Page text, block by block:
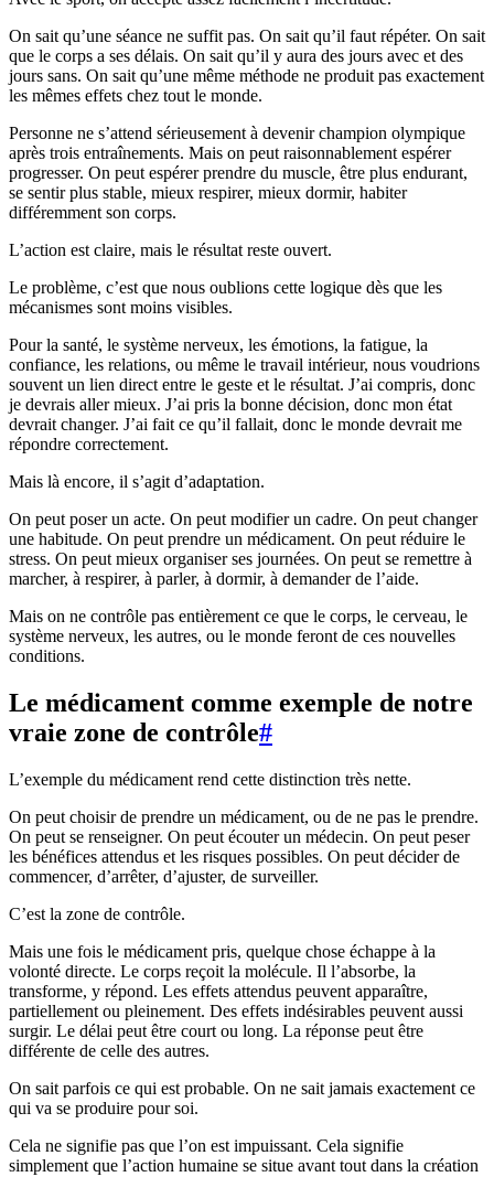
On sait qu’une séance ne suffit pas. On sait qu’il faut répéter. On sait
que le corps a ses délais. On sait qu’il y aura des jours avec et des
jours sans. On sait qu’une même méthode ne produit pas exactement
les mêmes effets chez tout le monde.
Personne ne s’attend sérieusement à devenir champion olympique
après trois entraînements. Mais on peut raisonnablement espérer
progresser. On peut espérer prendre du muscle, être plus endurant,
se sentir plus stable, mieux respirer, mieux dormir, habiter
différemment son corps.
L’action est claire, mais le résultat reste ouvert.
Le problème, c’est que nous oublions cette logique dès que les
mécanismes sont moins visibles.
Pour la santé, le système nerveux, les émotions, la fatigue, la
confiance, les relations, ou même le travail intérieur, nous voudrions
souvent un lien direct entre le geste et le résultat. J’ai compris, donc
je devrais aller mieux. J’ai pris la bonne décision, donc mon état
devrait changer. J’ai fait ce qu’il fallait, donc le monde devrait me
répondre correctement.
Mais là encore, il s’agit d’adaptation.
On peut poser un acte. On peut modifier un cadre. On peut changer
une habitude. On peut prendre un médicament. On peut réduire le
stress. On peut mieux organiser ses journées. On peut se remettre à
marcher, à respirer, à parler, à dormir, à demander de l’aide.
Mais on ne contrôle pas entièrement ce que le corps, le cerveau, le
système nerveux, les autres, ou le monde feront de ces nouvelles
conditions.
Le médicament comme exemple de notre
vraie zone de contrôle#
L’exemple du médicament rend cette distinction très nette.
On peut choisir de prendre un médicament, ou de ne pas le prendre.
On peut se renseigner. On peut écouter un médecin. On peut peser
les bénéfices attendus et les risques possibles. On peut décider de
commencer, d’arrêter, d’ajuster, de surveiller.
C’est la zone de contrôle.
Mais une fois le médicament pris, quelque chose échappe à la
volonté directe. Le corps reçoit la molécule. Il l’absorbe, la
transforme, y répond. Les effets attendus peuvent apparaître,
partiellement ou pleinement. Des effets indésirables peuvent aussi
surgir. Le délai peut être court ou long. La réponse peut être
différente de celle des autres.
On sait parfois ce qui est probable. On ne sait jamais exactement ce
qui va se produire pour soi.
Cela ne signifie pas que l’on est impuissant. Cela signifie
simplement que l’action humaine se situe avant tout dans la création